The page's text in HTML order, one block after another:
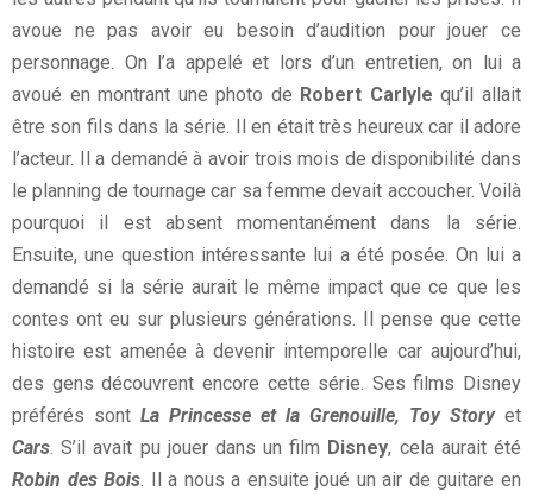
avoue ne pas avoir eu besoin d’audition pour jouer ce
personnage. On l’a appelé et lors d’un entretien, on lui a
avoué en montrant une photo de Robert Carlyle qu’il allait
être son fils dans la série. Il en était très heureux car il adore
l’acteur. Il a demandé à avoir trois mois de disponibilité dans
le planning de tournage car sa femme devait accoucher. Voilà
pourquoi il est absent momentanément dans la série.
Ensuite, une question intéressante lui a été posée. On lui a
demandé si la série aurait le même impact que ce que les
contes ont eu sur plusieurs générations. Il pense que cette
histoire est amenée à devenir intemporelle car aujourd’hui,
des gens découvrent encore cette série. Ses films Disney
préférés sont La Princesse et la Grenouille, Toy Storyet
Cars. S’il avait pu jouer dans un film Disney, cela aurait été
Robin des Bois. Il a nous a ensuite joué un air de guitare en